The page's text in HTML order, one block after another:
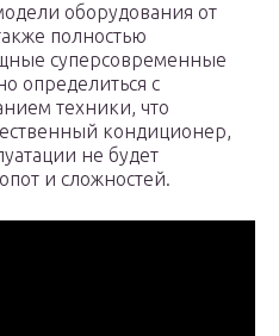
оборудования от
полностью
суперсовременные
определиться с
техники, что
кондиционер,
не будет
и сложностей.